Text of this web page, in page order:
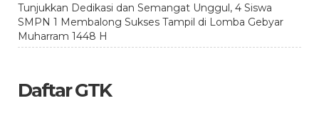
Tunjukkan Dedikasi dan Semangat Unggul, 4 Siswa
SMPN 1 Membalong Sukses Tampil di Lomba Gebyar
Muharram 1448 H
Daftar GTK